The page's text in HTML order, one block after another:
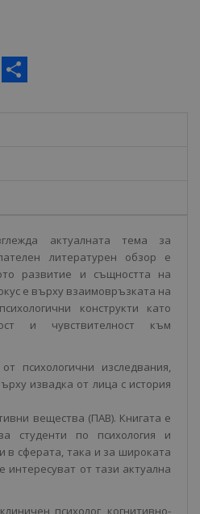
LinkedIn
актуалната тема за
литературен обзор е
развитие и същността на
е върху взаимовръзката на
конструкти като
и чувствителност към
психологични изследвания,
извадка от лица с история
вещества (ПАВ). Книгата е
студенти по психология и
в сферата, така и за широката
интересуват от тази актуална
психолог, когнитивно-